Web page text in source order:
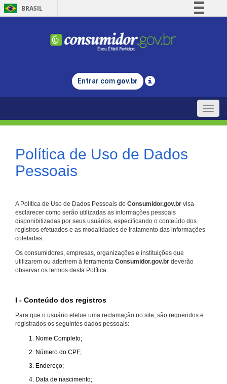
BRASIL
Comunica BR
Legislação
Entrar com gov.br
Toggle
Política de Uso de Dados
Pessoais
A Política de Uso de Dados Pessoais do Consumidor.gov.br visa
esclarecer como serão utilizadas as informações pessoais
disponibilizadas por seus usuários, especificando o conteúdo dos
registros efetuados e as modalidades de tratamento das informações
coletadas.
Os consumidores, empresas, organizações e instituições que
utilizarem ou aderirem à ferramenta Consumidor.gov.br deverão
observar os termos desta Política.
I - Conteúdo dos registros
Para que o usuário efetue uma reclamação no site, são requeridos e
registrados os seguintes dados pessoais:
Nome Completo;
Número do CPF;
Endereço;
Data de nascimento;